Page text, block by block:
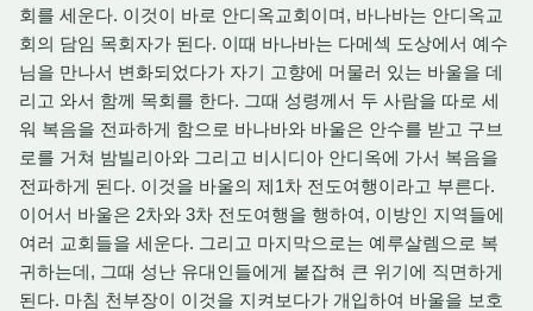
회를 세운다. 이것이 바로 안디옥교회이며, 바나바는 안디옥교
회의 담임 목회자가 된다. 이때 바나바는 다메섹 도상에서 예수
님을 만나서 변화되었다가 자기 고향에 머물러 있는 바울을 데
리고 와서 함께 목회를 한다. 그때 성령께서 두 사람을 따로 세
워 복음을 전파하게 함으로 바나바와 바울은 안수를 받고 구브
로를 거쳐 밤빌리아와 그리고 비시디아 안디옥에 가서 복음을
전파하게 된다. 이것을 바울의 제1차 전도여행이라고 부른다.
이어서 바울은 2차와 3차 전도여행을 행하여, 이방인 지역들에
여러 교회들을 세운다. 그리고 마지막으로는 예루살렘으로 복
귀하는데, 그때 성난 유대인들에게 붙잡혀 큰 위기에 직면하게
된다. 마침 천부장이 이것을 지켜보다가 개입하여 바울을 보호